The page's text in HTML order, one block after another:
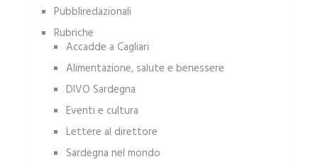
Pubbliredazionali
Rubriche
Accadde a Cagliari
Alimentazione, salute e benessere
DIVO Sardegna
Eventi e cultura
Lettere al direttore
Sardegna nel mondo